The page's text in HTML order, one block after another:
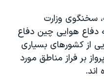
سخنگوی وزارت
دفاع هوایی چین دفاع
از کشورهای بسیاری
بر فراز مناطق مورد
اند.